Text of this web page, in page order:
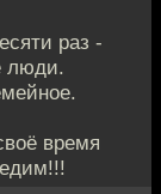
раз -
люди.
время